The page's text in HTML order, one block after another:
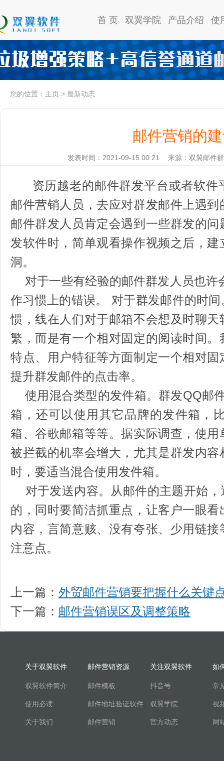
首 页 双翼学院 产品介绍 使
您的位置： 主页 > 最新动态
邮件营销的
发表时间：2021-09-15 00:21 来源：双翼邮件
资历越老的邮件群发平台或者软件
邮件营销人员，去应对群发邮件上遇
邮件群发人员肯定会遇到一些群发的
发软件时，简单观看操作视频之后，
洞。
对于一些有经验的邮件群发人员也许
作习惯上的错误。 对于群发邮件的时
惯，线在人们对于邮箱不会想及时聊
繁，而是有一个相对固定的阅读时间
特点、用户特征等方面制定一个相对
提升群发邮件的点击率。
使用混合类型的发件箱。群发QQ邮
箱，还可以使用其它品牌的发件箱，
箱、谷歌邮箱等等。据实际调查，使
被拦截的机率会增大，尤其是群发内
时，要适当混合使用发件箱。
对于发送内容。从邮件的主题开始，
的，同时要简洁抓重点，让客户一眼
内容，言简意赅、没有夸张、少用链
注意点。
上一篇： 外贸邮件营销要把握什么关键
下一篇： 邮件营销误区及调整策略
关于双翼软件
双翼软件简介
使用必读
关于我们
邮件营销资源
邮件模板
邮件地址验证软件
邮件营销
关注双翼软件
抖音号
双翼学院
官方动态
如
常
视
网